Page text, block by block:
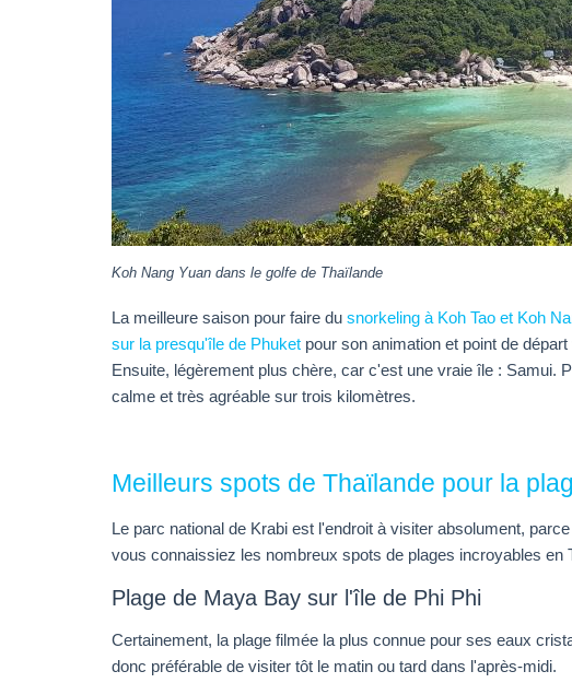
Koh Nang Yuan dans le golfe de Thaïlande
La meilleure saison pour faire du snorkeling à Koh Tao et Koh
sur la presqu'île de Phuket pour son animation et point de
Ensuite, légèrement plus chère, car c'est une vraie île : Samui.
calme et très agréable sur trois kilomètres.
Meilleurs spots de Thaïlande pour la
Le parc national de Krabi est l'endroit à visiter absolument,
vous connaissiez les nombreux spots de plages incroyables en
Plage de Maya Bay sur l'île de Phi Phi
Certainement, la plage filmée la plus connue pour ses eaux
donc préférable de visiter tôt le matin ou tard dans l'après-midi.